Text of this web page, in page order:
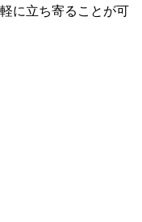
に立ち寄ることが可